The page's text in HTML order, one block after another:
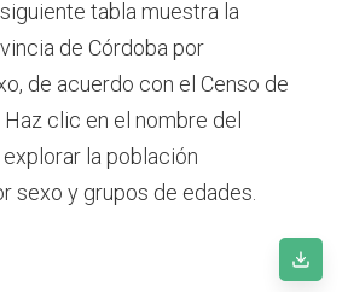
tabla muestra la
de Córdoba por
de acuerdo con el Censo de
clic en el nombre del
la población
sexo y grupos de edades.